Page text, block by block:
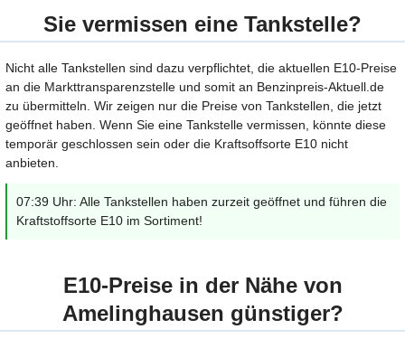
Sie vermissen eine Tankstelle?
Nicht alle Tankstellen sind dazu verpflichtet, die aktuellen E10-Preise
an die Markttransparenzstelle und somit an Benzinpreis-Aktuell.de
zu übermitteln. Wir zeigen nur die Preise von Tankstellen, die jetzt
geöffnet haben. Wenn Sie eine Tankstelle vermissen, könnte diese
temporär geschlossen sein oder die Kraftsoffsorte E10 nicht
anbieten.
07:39 Uhr: Alle Tankstellen haben zurzeit geöffnet und führen die
Kraftstoffsorte E10 im Sortiment!
E10-Preise in der Nähe von
Amelinghausen günstiger?